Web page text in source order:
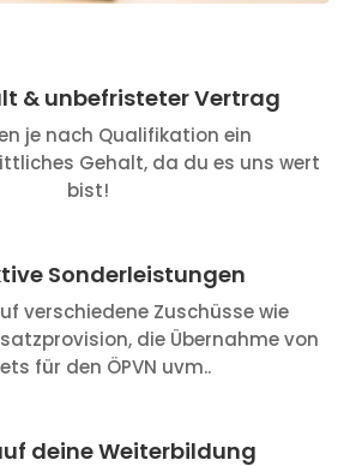
& unbefristeter Vertrag
je nach Qualifikation ein
Gehalt, da du es uns wert
bist!
Sonderleistungen
verschiedene Zuschüsse wie
die Übernahme von
für den ÖPVN uvm..
deine Weiterbildung